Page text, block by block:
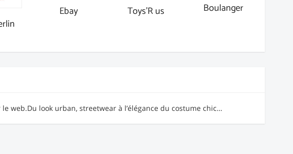
Ebay Toys'R us Boulanger
web.Du look urban, streetwear à l’élégance du costume chic…